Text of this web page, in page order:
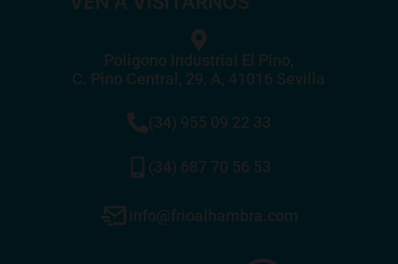
Poligono Industrial El Pino,
C. Pino Central, 29, A, 41016 Sevilla
(34) 955 09 22 33
(34) 687 70 56 53
info@frioalhambra.com